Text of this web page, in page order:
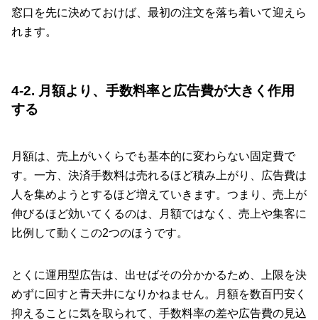
窓口を先に決めておけば、最初の注文を落ち着いて迎えら
れます。
4-2. 月額より、手数料率と広告費が大きく作用
する
月額は、売上がいくらでも基本的に変わらない固定費で
す。一方、決済手数料は売れるほど積み上がり、広告費は
人を集めようとするほど増えていきます。つまり、売上が
伸びるほど効いてくるのは、月額ではなく、売上や集客に
比例して動くこの2つのほうです。
とくに運用型広告は、出せばその分かかるため、上限を決
めずに回すと青天井になりかねません。月額を数百円安く
抑えることに気を取られて、手数料率の差や広告費の見込